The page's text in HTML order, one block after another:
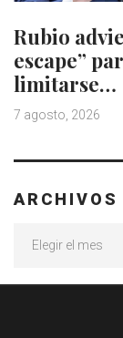
Rubio
escape”
limitarse…
7 agosto, 2026
ARCHIVOS